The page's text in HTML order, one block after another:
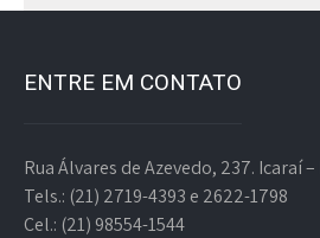
ENTRE EM CONTATO
Rua Álvares de Azevedo, 237. Icaraí
Tels.: (21) 2719-4393 e 2622-1798
Cel.: (21) 98554-1544